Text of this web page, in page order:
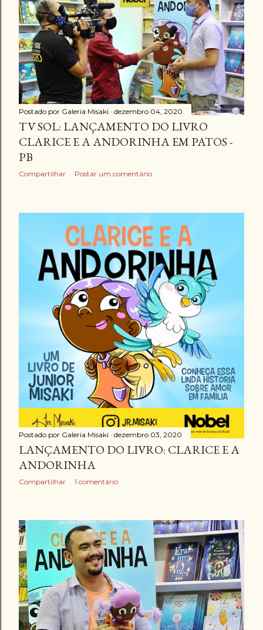
Postado por Galeria Misaki dezembro 04, 2020
TV SOL: LANÇAMENTO DO LIVRO
CLARICE E A ANDORINHA EM PATOS -
PB
Compartilhar Postar um comentário
Postado por Galeria Misaki dezembro 03, 2020
LANÇAMENTO DO LIVRO: CLARICE E A
ANDORINHA
Compartilhar 1 comentário